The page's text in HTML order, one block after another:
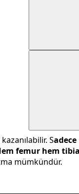
kazanılabilir. Sadece
em femur hem
mümkündür.